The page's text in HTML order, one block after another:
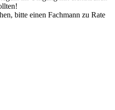
bitte einen Fachmann zu Rate